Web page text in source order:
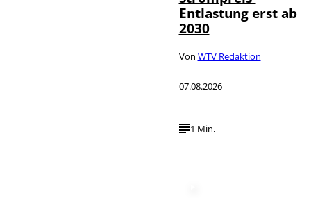
Entlastung erst ab
2030
Von WTV Redaktion
07.08.2026
1 Min.